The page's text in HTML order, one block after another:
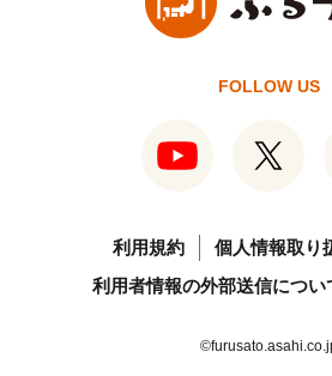
FOLLOW US
利用規約
個人情報取り
利用者情報の外部送信につい